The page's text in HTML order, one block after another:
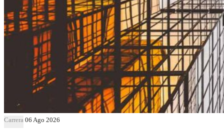
Carrera 06 Ago 2026